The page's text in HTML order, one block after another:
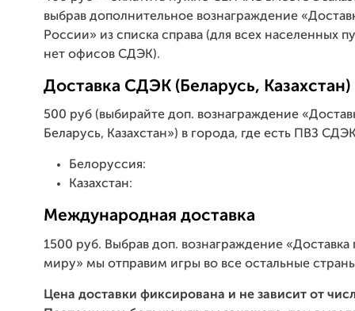
выбрав дополнительное вознаграждение
России» из списка справа (для всех населенных
нет офисов СДЭК).
Доставка СДЭК (Беларусь, Казахстан)
500 руб (выбирайте доп. вознаграждение
Беларусь, Казахстан») в города, где есть ПВЗ
Белоруссия:
Казахстан:
Международная доставка
1500 руб. Выбрав доп. вознаграждение «Доставка
миру» мы отправим игры во все остальные
Цена доставки фиксирована и не зависит от